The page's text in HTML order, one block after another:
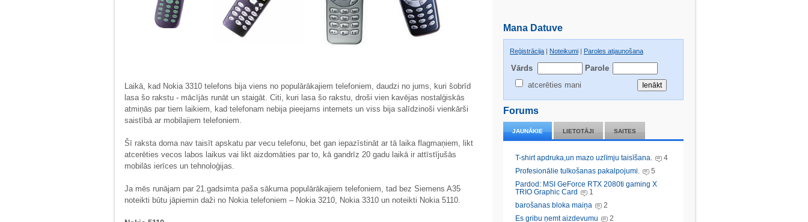
Mana Datuve
Reģistrācija | Noteikumi | Paroles atjaunošana
Vārds
Parole
atcerēties mani
Forums
JAUNĀKIE LIETOTĀJI SAITES
T-shirt apdruka,un mazo uzlīmju taisīšana.
4
Profesionālie tulkošanas pakalpojumi.
5
Pardod: MSI GeForce RTX 2080ti gaming X
TRIO Graphic Card
1
barošanas bloka maiņa
2
Es gribu ņemt aizdevumu
2
Laikā, kad Nokia 3310 telefons bija viens no populārākajiem telefoniem, daudzi no jums, kuri šobrīd
lasa šo rakstu - mācījās runāt un staigāt. Citi, kuri lasa šo rakstu, droši vien kavējas nostalģiskās
atmiņās par tiem laikiem, kad telefonam nebija pieejams internets un viss bija salīdzinoši vienkārši
saistībā ar mobilajiem telefoniem.
Šī raksta doma nav taisīt apskatu par vecu telefonu, bet gan iepazīstināt ar tā laika flagmaņiem, likt
atcerēties vecos labos laikus vai likt aizdomāties par to, kā gandrīz 20 gadu laikā ir attīstījušās
mobilās ierīces un tehnoloģijas.
Ja mēs runājam par 21.gadsimta paša sākuma populārākajiem telefoniem, tad bez Siemens A35
noteikti būtu jāpiemin daži no Nokia telefoniem – Nokia 3210, Nokia 3310 un noteikti Nokia 5110.